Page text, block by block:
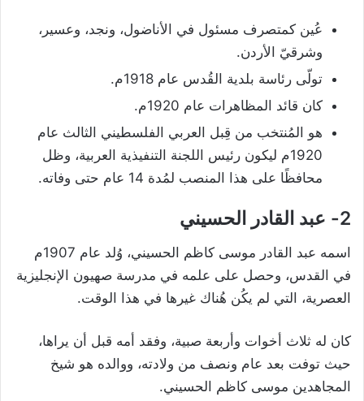
عُين كمتصرف مسئول في الأناضول، ونجد، وعسير،
وشرقيّ الأردن.
تولّى رئاسة بلدية القُدس عام 1918م.
كان قائد المظاهرات عام 1920م.
هو المُنتخب من قِبل العربي الفلسطيني الثالث عام
1920م ليكون رئيس اللجنة التنفيذية العربية، وظل
محافظًا على هذا المنصب لمُدة 14 عام حتى وفاته.
2- عبد القادر الحسيني
اسمه عبد القادر موسى كاظم الحسيني، وُلد عام 1907م
في القدس، وحصل على علمه في مدرسة صهيون الإنجليزية
العصرية، التي لم يكُن هُناك غيرها في هذا الوقت.
كان له ثلاث أخوات وأربعة صبية، وفقد أمه قبل أن يراها،
حيث توفت بعد عام ونصف من ولادته، ووالده هو شيخ
المجاهدين موسى كاظم الحسيني.